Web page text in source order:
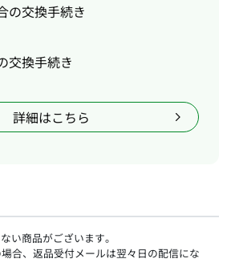
の交換手続き
交換手続き
詳細はこちら
い商品がございます。
合、返品受付メールは翌々日の配信にな